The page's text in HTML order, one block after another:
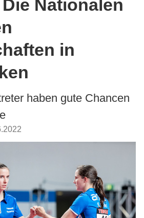
Nationalen
in
haben gute Chancen